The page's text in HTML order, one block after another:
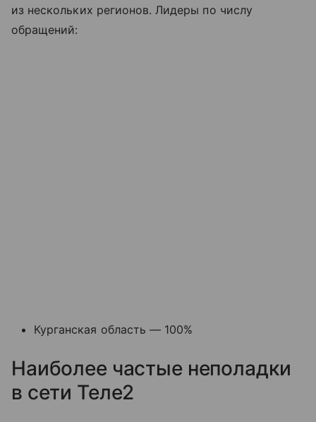
из нескольких регионов. Лидеры по числу
обращений:
Курганская область — 100%
Наиболее частые неполадки
в сети Теле2